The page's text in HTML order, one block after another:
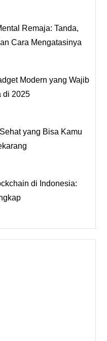
Remaja: Tanda,
Cara Mengatasinya
Modern yang Wajib
di 2025
yang Bisa Kamu
di Indonesia: